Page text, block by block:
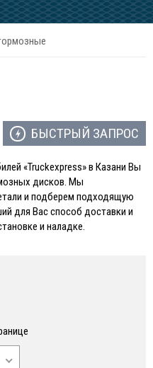
БЫСТРЫЙ ЗАПРОС
«Truckexpress» в Казани Вы
дисков. Мы
и подберем подходящую
для Вас способ доставки и
и наладке.